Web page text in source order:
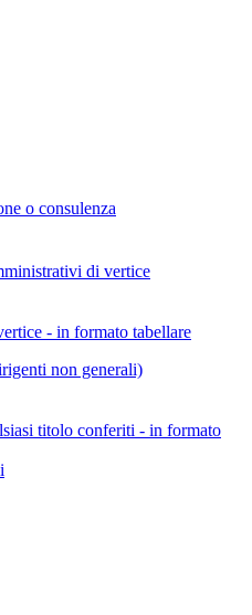
o consulenza
di vertice
- in formato tabellare
non generali)
titolo conferiti - in formato